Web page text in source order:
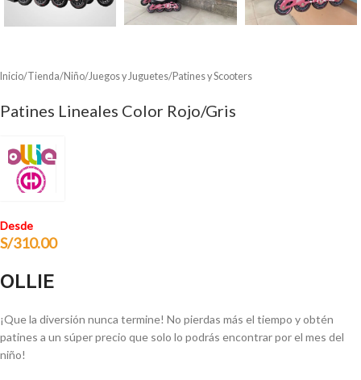
Inicio/Tienda/Niño/Juegos y Juguetes/Patines y Scooters
Patines Lineales Color Rojo/Gris
Desde
S/310.00
OLLIE
¡Que la diversión nunca termine! No pierdas más el tiempo y obtén
patines a un súper precio que solo lo podrás encontrar por el mes del
niño!